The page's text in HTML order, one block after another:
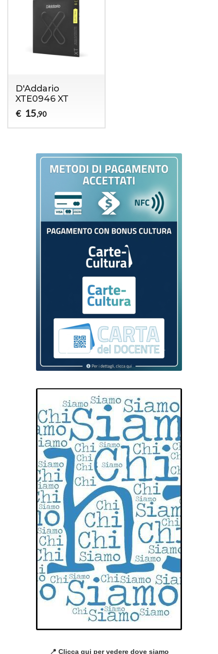
D'Addario
XTE0946 XT
€ 15,90
📍 Clicca qui per vedere dove siamo